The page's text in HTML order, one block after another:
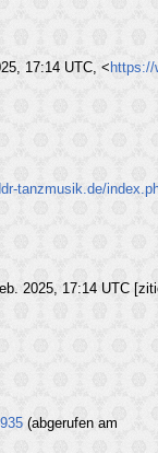
17:14 UTC, < https://
tanzmusik.de/
2025, 17:14 UTC
(abgerufen am